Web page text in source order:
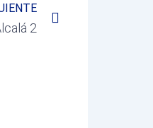
2